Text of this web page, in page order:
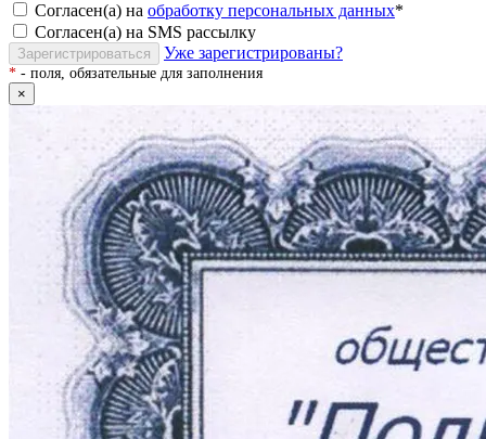
Согласен(а) на обработку персональных данных*
Согласен(а) на SMS рассылку
Зарегистрироваться Уже зарегистрированы?
* - поля, обязательные для заполнения
×